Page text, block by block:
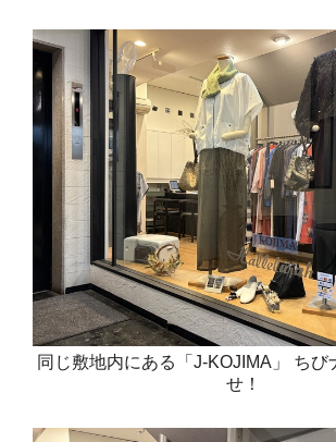
同じ敷地内にある「J-KOJIMA」 ちび
せ！